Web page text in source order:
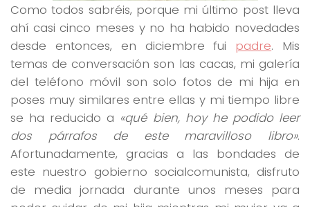
Como todos sabréis, porque mi último post lleva
ahí casi cinco meses y no ha habido novedades
desde entonces, en diciembre fui padre. Mis
temas de conversación son las cacas, mi galería
del teléfono móvil son solo fotos de mi hija en
poses muy similares entre ellas y mi tiempo libre
se ha reducido a «qué bien, hoy he podido leer
dos párrafos de este maravilloso libro».
Afortunadamente, gracias a las bondades de
este nuestro gobierno socialcomunista, disfruto
de media jornada durante unos meses para